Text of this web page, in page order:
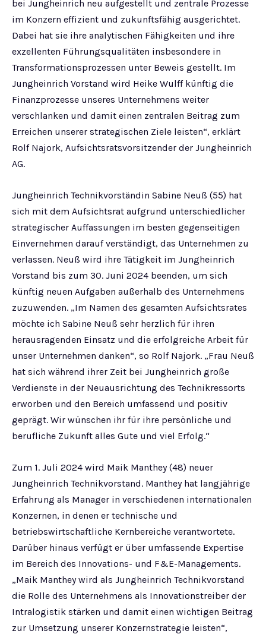
bei Jungheinrich neu aufgestellt und zentrale Prozesse
im Konzern effizient und zukunftsfähig ausgerichtet.
Dabei hat sie ihre analytischen Fähigkeiten und ihre
exzellenten Führungsqualitäten insbesondere in
Transformationsprozessen unter Beweis gestellt. Im
Jungheinrich Vorstand wird Heike Wulff künftig die
Finanzprozesse unseres Unternehmens weiter
verschlanken und damit einen zentralen Beitrag zum
Erreichen unserer strategischen Ziele leisten“, erklärt
Rolf Najork, Aufsichtsratsvorsitzender der Jungheinrich
AG.
Jungheinrich Technikvorständin Sabine Neuß (55) hat
sich mit dem Aufsichtsrat aufgrund unterschiedlicher
strategischer Auffassungen im besten gegenseitigen
Einvernehmen darauf verständigt, das Unternehmen zu
verlassen. Neuß wird ihre Tätigkeit im Jungheinrich
Vorstand bis zum 30. Juni 2024 beenden, um sich
künftig neuen Aufgaben außerhalb des Unternehmens
zuzuwenden. „Im Namen des gesamten Aufsichtsrates
möchte ich Sabine Neuß sehr herzlich für ihren
herausragenden Einsatz und die erfolgreiche Arbeit für
unser Unternehmen danken“, so Rolf Najork. „Frau Neuß
hat sich während ihrer Zeit bei Jungheinrich große
Verdienste in der Neuausrichtung des Technikressorts
erworben und den Bereich umfassend und positiv
geprägt. Wir wünschen ihr für ihre persönliche und
berufliche Zukunft alles Gute und viel Erfolg.“
Zum 1. Juli 2024 wird Maik Manthey (48) neuer
Jungheinrich Technikvorstand. Manthey hat langjährige
Erfahrung als Manager in verschiedenen internationalen
Konzernen, in denen er technische und
betriebswirtschaftliche Kernbereiche verantwortete.
Darüber hinaus verfügt er über umfassende Expertise
im Bereich des Innovations- und F&E-Managements.
„Maik Manthey wird als Jungheinrich Technikvorstand
die Rolle des Unternehmens als Innovationstreiber der
Intralogistik stärken und damit einen wichtigen Beitrag
zur Umsetzung unserer Konzernstrategie leisten“,